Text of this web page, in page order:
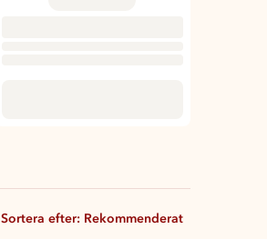
Sortera efter: Rekommenderat